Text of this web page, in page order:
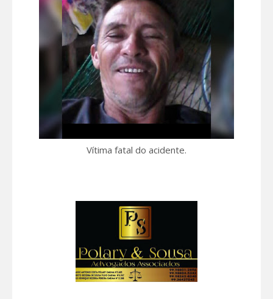
Vítima fatal do acidente.